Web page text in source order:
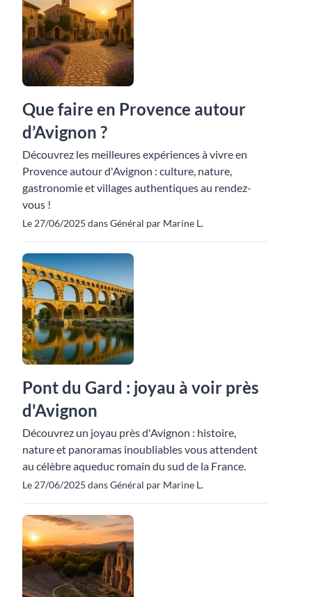
Que faire en Provence autour
d’Avignon ?
Découvrez les meilleures expériences à vivre en
Provence autour d'Avignon : culture, nature,
gastronomie et villages authentiques au rendez-
vous !
Le 27/06/2025 dans Général par Marine L.
Pont du Gard : joyau à voir près
d'Avignon
Découvrez un joyau près d'Avignon : histoire,
nature et panoramas inoubliables vous attendent
au célèbre aqueduc romain du sud de la France.
Le 27/06/2025 dans Général par Marine L.